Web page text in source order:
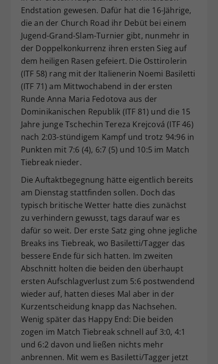
Endstation gewesen. Dafür hat die 16-Jährige,
die an der Church Road ihr Debüt bei einem
Jugend-Grand-Slam-Turnier gibt, nunmehr in
der Doppelkonkurrenz ihren ersten Sieg auf
dem heiligen Rasen gefeiert. Die Osttirolerin
(ITF 58) rang mit der Italienerin Noemi Basiletti
(ITF 71) am Mittwochabend in der ersten
Runde Anna Maria Fedotova aus der
Dominikanischen Republik (ITF 81) und die 15
Jahre junge Tschechin Tereza Krejcová (ITF 46)
nach 2:03-stündigem Kampf und trotz 94:96 in
Punkten mit 7:6 (4), 6:7 (5) und 10:5 im Match
Tiebreak nieder.
Die Auftaktbegegnung hätte eigentlich bereits
am Dienstag stattfinden sollen. Doch das
typisch britische Wetter hatte dies zunächst
zu verhindern gewusst, tags darauf war es
dafür so weit. Der erste Satz ging ohne jegliche
Breaks ins Tiebreak, wo Basiletti/Tagger das
bessere Ende für sich hatten. Im zweiten
Abschnitt holten die beiden den überhaupt
ersten Aufschlagverlust zum 5:6 postwendend
wieder auf, hatten dieses Mal aber in der
Kurzentscheidung knapp das Nachsehen.
Wenig später das Happy End: Die beiden
zogen im Match Tiebreak schnell auf 3:0, 4:1
und 6:2 davon und ließen nichts mehr
anbrennen. Mit wem es Basiletti/Tagger jetzt
Zweck
Dieser Wert speichert Ihre Consent-
Einstellungen. Unter anderem eine
zufällig generierte ID, für die
historische Speicherung Ihrer
vorgenommen Einstellungen, falls der
Webseiten-Betreiber dies eingestellt
hat.